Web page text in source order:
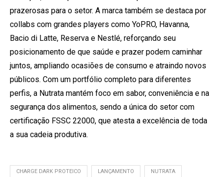
prazerosas para o setor. A marca também se destaca por
collabs com grandes players como YoPRO, Havanna,
Bacio di Latte, Reserva e Nestlé, reforçando seu
posicionamento de que saúde e prazer podem caminhar
juntos, ampliando ocasiões de consumo e atraindo novos
públicos. Com um portfólio completo para diferentes
perfis, a Nutrata mantém foco em sabor, conveniência e na
segurança dos alimentos, sendo a única do setor com
certificação FSSC 22000, que atesta a excelência de toda
a sua cadeia produtiva.
CHARGE DARK PROTEICO LANÇAMENTO NUTRATA